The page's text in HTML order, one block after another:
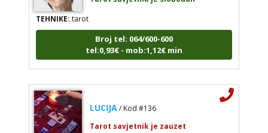
TEHNIKE:tarot
Broj tel: 064/600-600
tel:0,93€ - mob:1,12€ min
LUCIJA
/ Kod #136
Tarot savjetnik je zauzet